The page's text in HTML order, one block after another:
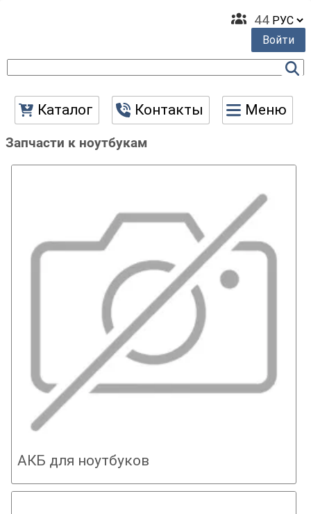
44
Войти
Каталог Контакты Меню
Запчасти к ноутбукам
АКБ для ноутбуков